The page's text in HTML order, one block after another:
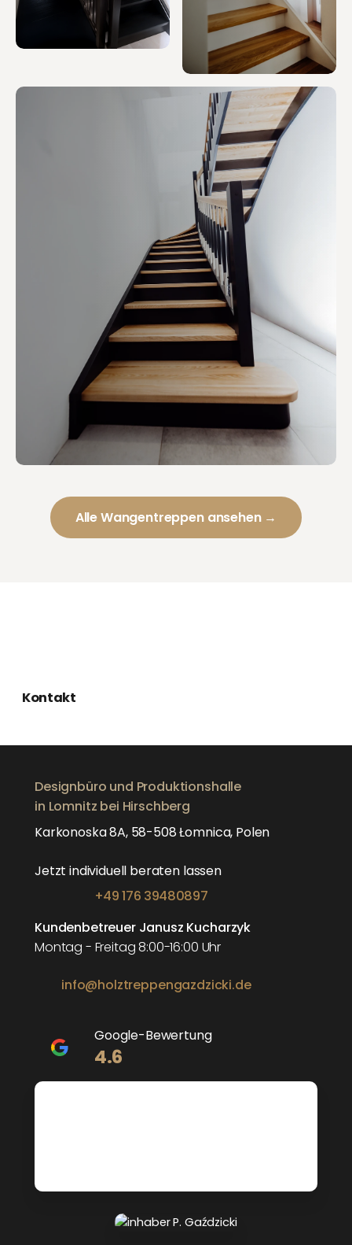
Alle Wangentreppen ansehen →
Kontakt
Designbüro und Produktionshalle
in Lomnitz bei Hirschberg
Karkonoska 8A, 58-508 Łomnica, Polen
Jetzt individuell beraten lassen
+49 176 39480897
Kundenbetreuer Janusz Kucharzyk
Montag - Freitag 8:00-16:00 Uhr
info@holztreppengazdzicki.de
Google-Bewertung
4.6